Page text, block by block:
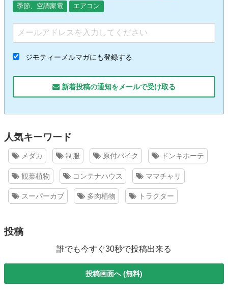
季節、空調家電
エアコン
ジモティーメルマガにも登録する
新着投稿の通知をメールで受け取る
人気キーワード
メダカ 制服 原付バイク ドンキホーテ
観葉植物 コンテナハウス ママチャリ
スーパーカブ 多肉植物 トラクター
投稿
誰でも今すぐ30秒で投稿出来る
投稿画面へ (無料)